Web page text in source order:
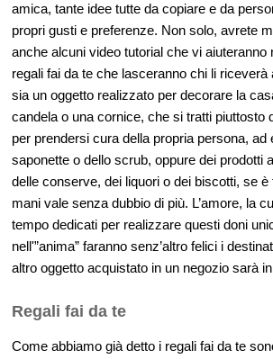
amica, tante idee tutte da copiare e da
propri gusti e preferenze. Non solo, avrete
anche alcuni video tutorial che vi aiuteranno
regali fai da te che lasceranno chi li
sia un oggetto realizzato per decorare la
candela o una cornice, che si tratti piuttosto
per prendersi cura della propria persona, ad
saponette o dello scrub, oppure dei prodotti
delle conserve, dei liquori o dei biscotti, se
mani vale senza dubbio di più. L’amore, la
tempo dedicati per realizzare questi doni
nell'”anima” faranno senz’altro felici i
altro oggetto acquistato in un negozio sarà
Regali fai da te
Come abbiamo già detto i regali fai da te